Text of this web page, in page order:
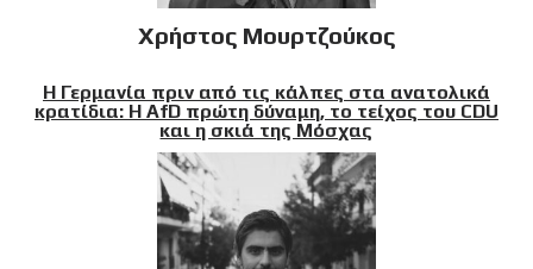
Χρήστος Μουρτζούκος
Η Γερμανία πριν από τις κάλπες στα ανατολικά
κρατίδια: Η AfD πρώτη δύναμη, το τείχος του CDU
και η σκιά της Μόσχας